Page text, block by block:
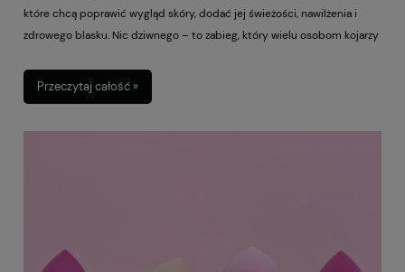
które chcą poprawić wygląd skóry, dodać jej świeżości, nawilżenia i
zdrowego blasku. Nic dziwnego – to zabieg, który wielu osobom kojarzy
części kobiet jest pierwszym krokiem w stronę bardziej zaawansowanej
pielęgnacji, dla innych stałym elementem dbania o cerę. Sam zabieg to
dłuższy czas podrażniona i kapryśna.
Przeczytaj całość »